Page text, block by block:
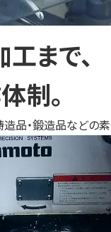
まで、
制。
品・鍛造品などの